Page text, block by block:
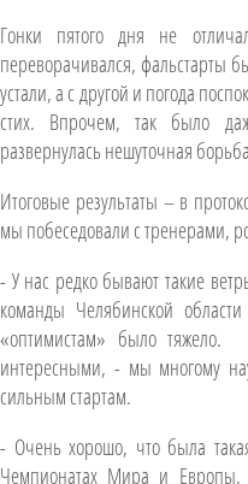
Гонки пятого дня не
переворачивался, фальстарты
устали, а с другой и погода
стих. Впрочем, так было
развернулась нешуточная
Итоговые результаты – в
мы побеседовали с тренерами,
- У нас редко бывают такие
команды Челябинской
«оптимистам» было тяжело.
интересными, - мы многому
сильным стартам.
- Очень хорошо, что была
Чемпионатах Мира и Европы,